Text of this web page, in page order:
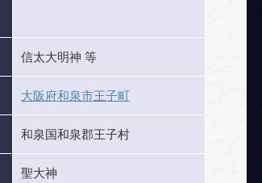
信太大明神 等
大阪府和泉市王子町
和泉国和泉郡王子村
聖大神